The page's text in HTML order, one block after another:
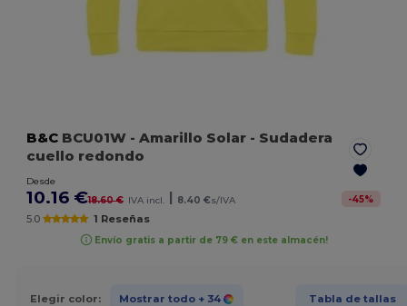
B&C BCU01W - Amarillo Solar - Sudadera
cuello redondo
Desde
10.16 €18.60 € IVA incl. 8.40 €s/IVA -45%
5.0 1 Reseñas
Envío gratis a partir de 79 € en este almacén!
Elegir color: Mostrar todo + 34 Tabla de tallas